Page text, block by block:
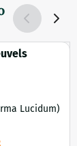
Lucidum)